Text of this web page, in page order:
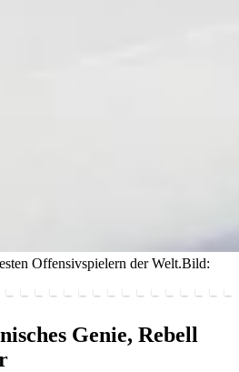
Offensivspielern der Welt.Bild:
Genie, Rebell